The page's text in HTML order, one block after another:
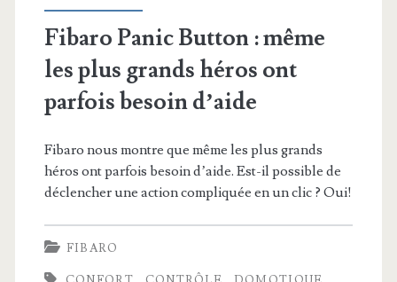
Fibaro Panic Button : même
les plus grands héros ont
parfois besoin d’aide
Fibaro nous montre que même les plus grands
héros ont parfois besoin d’aide. Est-il possible de
déclencher une action compliquée en un clic ? Oui!
FIBARO